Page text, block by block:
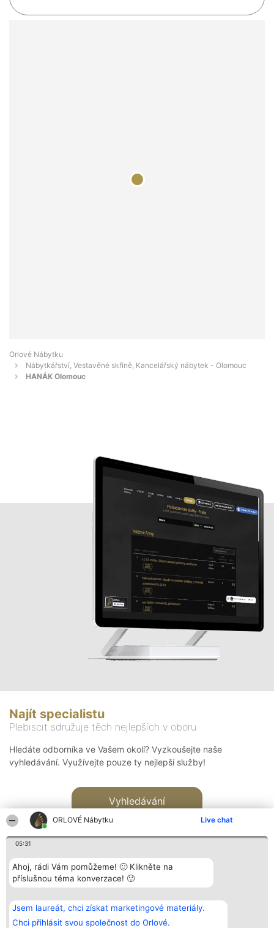
ORLOVÉ Nábytku Live chat
05:31
Ahoj, rádi Vám pomůžeme! 🙂 Klikněte na
příslušnou téma konverzace! 🙂
Jsem laureát, chci získat marketingové materiály.
Chci přihlásit svou společnost do Orlové.
Orlové Nábytku
Nábytkářství, Vestavěné skříně, Kancelářský nábytek - Olomouc
HANÁK Olomouc
Najít specialistu
Plebiscit sdružuje těch nejlepších v oboru
Hledáte odborníka ve Vašem okolí? Vyzkoušejte naše
vyhledávání. Využívejte pouze ty nejlepší služby!
Vyhledávání
Bright Side Solutions sp. z o.
o. sp. k.
ul. Ruska 22
Vítězové
Seznam všech
laureátů
Kontakt